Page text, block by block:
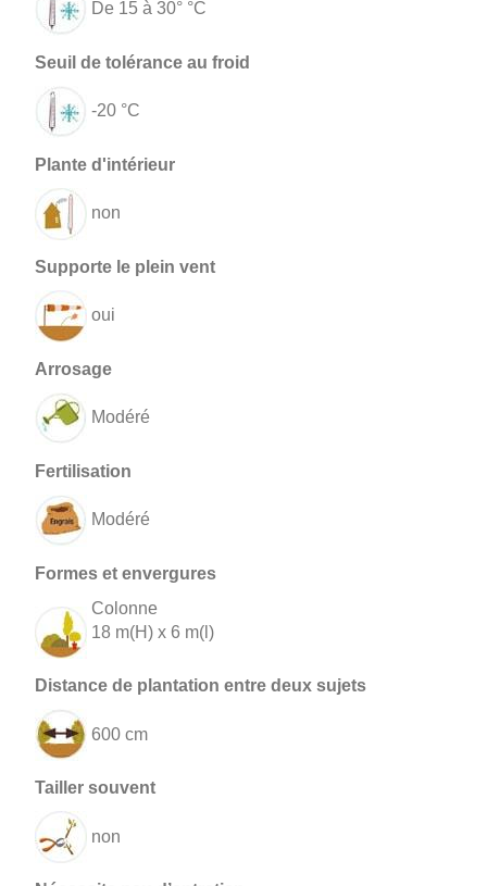
De 15 à 30° °C
-20 °C
non
oui
Modéré
Modéré
Colonne
18 m(H) x 6 m(l)
600 cm
non